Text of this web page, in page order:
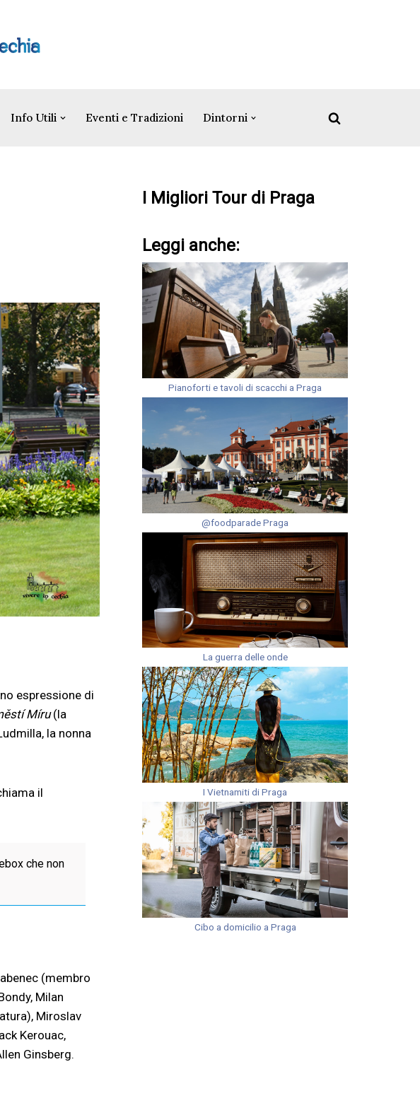
Info Utili Eventi e Tradizioni Dintorni
espressione di
Míru(la
la nonna
il
che non
(membro
Milan
Miroslav
Kerouac,
Ginsberg.
I Migliori Tour di Praga
Leggi anche:
Pianoforti e tavoli di scacchi a Praga
@foodparade Praga
La guerra delle onde
I Vietnamiti di Praga
Cibo a domicilio a Praga